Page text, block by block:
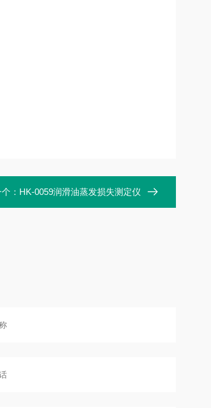
： HK-0059润滑油蒸发损失测定仪